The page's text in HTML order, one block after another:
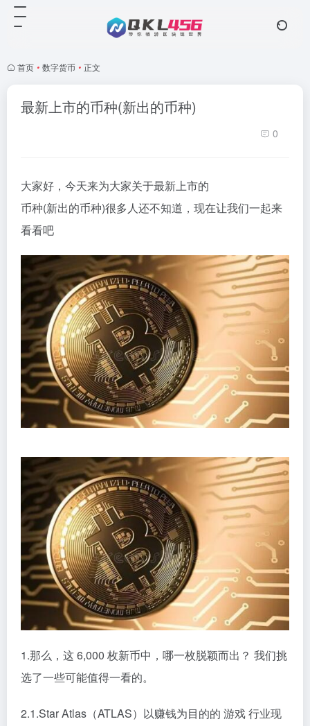
首页 • 数字货币 • 正文
最新上市的币种(新出的币种)
0
大家好，今天来为大家关于最新上市的
币种(新出的币种)很多人还不知道，现在让我们一起来
看看吧
1.那么，这 6,000 枚新币中，哪一枚脱颖而出？ 我们挑
选了一些可能值得一看的。
2.1.Star Atlas（ATLAS）以赚钱为目的的 游戏 行业现